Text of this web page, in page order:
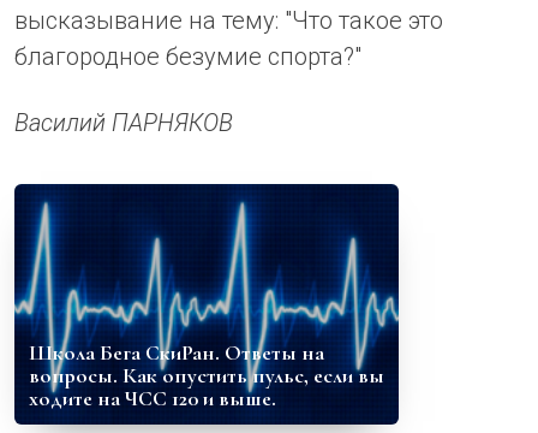
высказывание на тему: "Что такое это
благородное безумие спорта?"
Василий ПАРНЯКОВ
Школа Бега СкиРан. Ответы на
вопросы. Как опустить пульс, если вы
ходите на ЧСС 120 и выше.